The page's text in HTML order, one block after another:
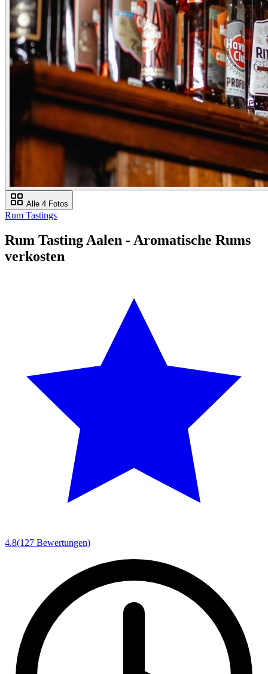
Alle 4 Fotos
Rum Tastings
Rum Tasting Aalen - Aromatische Rums
verkosten
4.8(127 Bewertungen)